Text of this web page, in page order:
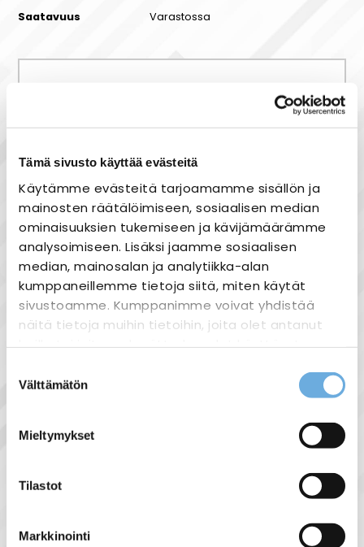
Tämä sivusto käyttää evästeitä
Käytämme evästeitä tarjoamamme sisällön ja
mainosten räätälöimiseen, sosiaalisen median
ominaisuuksien tukemiseen ja kävijämäärämme
analysoimiseen. Lisäksi jaamme sosiaalisen
median, mainosalan ja analytiikka-alan
kumppaneillemme tietoja siitä, miten käytät
sivustoamme. Kumppanimme voivat yhdistää
näitä tietoja muihin tietoihin, joita olet antanut
heille tai joita on kerätty, kun olet käyttänyt
valinta
Välttämätön
Mieltymykset
Tilastot
Markkinointi
Saatavuus Varastossa
Nopea toimitus
Heti varastosta
Joustavat maksutavat
Tuotekuvaus
jousiliittimin. Kytkimen rungossa on 2
johdinta ja ne on hyväksytty ML ja MK
ylimääräinen potentiaalivapaa ruuviliitin